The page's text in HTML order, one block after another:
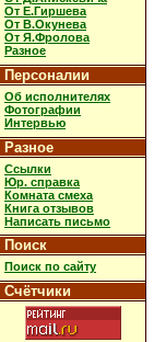
От Е.Гиршева
От В.Окунева
От Я.Фролова
Разное
Персоналии
Об исполнителях
Фотографии
Интервью
Разное
Ссылки
Юр. справка
Комната смеха
Книга отзывов
Написать письмо
Поиск
Поиск по сайту
Счётчики